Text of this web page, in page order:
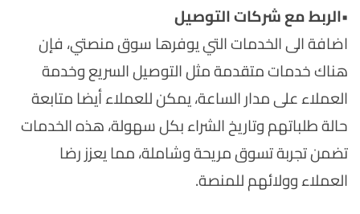
•الربط مع شركات التوصيل
اضافة الى الخدمات التي يوفرها سوق منصتي، فإن
هناك خدمات متقدمة مثل التوصيل السريع وخدمة
العملاء على مدار الساعة، يمكن للعملاء أيضا متابعة
حالة طلباتهم وتاريخ الشراء بكل سهولة، هذه الخدمات
تضمن تجربة تسوق مريحة وشاملة، مما يعزز رضا
العملاء وولائهم للمنصة.